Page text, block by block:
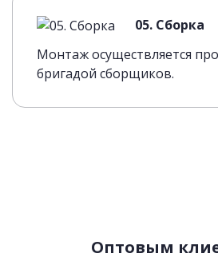
05. Сборка
Монтаж осуществляется
бригадой сборщиков.
Оптовым